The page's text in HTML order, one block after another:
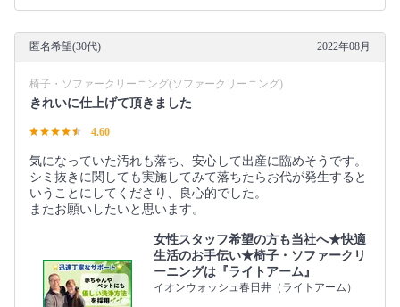
匿名希望(30代) 2022年08月
椅子・ソファークリーニング(ソファークリーニング)
きれいに仕上げて頂きました
4.60
気になっていた汚れも落ち、安心して出産に臨めそうです。
シミ抜きに関しても実施してみて落ちたらお代が発生すると
いうことにしてくださり、良心的でした。
またお願いしたいと思います。
女性スタッフ希望の方も当社へ★快適
生活のお手伝い★椅子・ソファークリ
ーニングは『ライトアーム』
イオンウォッシュ春日井（ライトアーム）